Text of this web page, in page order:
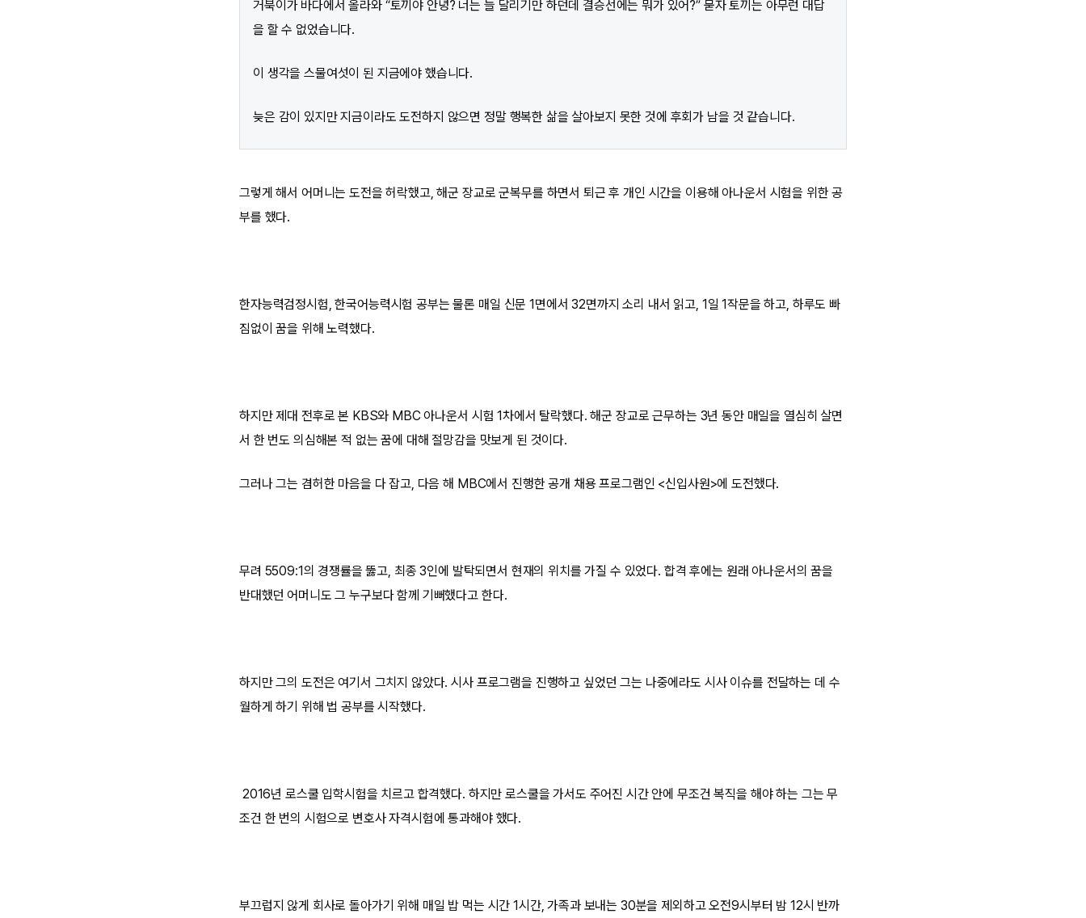
거북이가 바다에서 올라와 “토끼야 안녕? 너는 늘 달리기만 하던데 결승선에는 뭐가 있어?” 묻자 토끼는 아무런 대답
을 할 수 없었습니다.
이 생각을 스물여섯이 된 지금에야 했습니다.
늦은 감이 있지만 지금이라도 도전하지 않으면 정말 행복한 삶을 살아보지 못한 것에 후회가 남을 것 같습니다.
그렇게 해서 어머니는 도전을 허락했고, 해군 장교로 군복무를 하면서 퇴근 후 개인 시간을 이용해 아나운서 시험을 위한 공
부를 했다.
한자능력검정시험, 한국어능력시험 공부는 물론 매일 신문 1면에서 32면까지 소리 내서 읽고, 1일 1작문을 하고, 하루도 빠
짐없이 꿈을 위해 노력했다.
하지만 제대 전후로 본 KBS와 MBC 아나운서 시험 1차에서 탈락했다. 해군 장교로 근무하는 3년 동안 매일을 열심히 살면
서 한 번도 의심해본 적 없는 꿈에 대해 절망감을 맛보게 된 것이다.
그러나 그는 겸허한 마음을 다 잡고, 다음 해 MBC에서 진행한 공개 채용 프로그램인 <신입사원>에 도전했다.
무려 5509:1의 경쟁률을 뚫고, 최종 3인에 발탁되면서 현재의 위치를 가질 수 있었다. 합격 후에는 원래 아나운서의 꿈을
반대했던 어머니도 그 누구보다 함께 기뻐했다고 한다.
하지만 그의 도전은 여기서 그치지 않았다. 시사 프로그램을 진행하고 싶었던 그는 나중에라도 시사 이슈를 전달하는 데 수
월하게 하기 위해 법 공부를 시작했다.
2016년 로스쿨 입학시험을 치르고 합격했다. 하지만 로스쿨을 가서도 주어진 시간 안에 무조건 복직을 해야 하는 그는 무
조건 한 번의 시험으로 변호사 자격시험에 통과해야 했다.
부끄럽지 않게 회사로 돌아가기 위해 매일 밥 먹는 시간 1시간, 가족과 보내는 30분을 제외하고 오전9시부터 밤 12시 반까